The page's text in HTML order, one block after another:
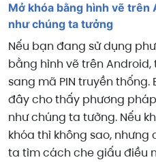
Mở khóa bằng hình vẽ trên
như chúng ta tưởng
Nếu bạn đang sử dụng
bằng hình vẽ trên
sang mã PIN truyền
đây cho thấy phương
như chúng ta tưởng. Nếu
khóa thì không sao,
ta tìm cách che giấu điều